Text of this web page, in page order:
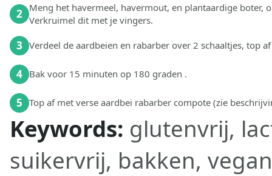
2 Meng het havermeel, havermout, en plantaardige boter,
Verkruimel dit met je vingers. ⁠
3 Verdeel de aardbeien en rabarber over 2 schaaltjes, top
4 Bak voor 15 minuten op 180 graden .
5 Top af met verse aardbei rabarber compote (zie
Keywords: glutenvrij,
suikervrij, bakken, vegan